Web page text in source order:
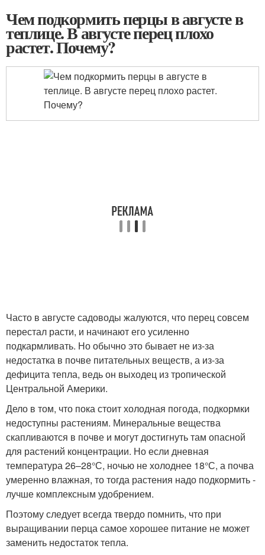
Чем подкормить перцы в августе в
теплице. В августе перец плохо
растет. Почему?
Часто в августе садоводы жалуются, что перец совсем
перестал расти, и начинают его усиленно
подкармливать. Но обычно это бывает не из-за
недостатка в почве питательных веществ, а из-за
дефицита тепла, ведь он выходец из тропической
Центральной Америки.
Дело в том, что пока стоит холодная погода, подкормки
недоступны растениям. Минеральные вещества
скапливаются в почве и могут достигнуть там опасной
для растений концентрации. Но если дневная
температура 26–28°С, ночью не холоднее 18°С, а почва
умеренно влажная, то тогда растения надо подкормить -
лучше комплексным удобрением.
Поэтому следует всегда твердо помнить, что при
выращивании перца самое хорошее питание не может
заменить недостаток тепла.